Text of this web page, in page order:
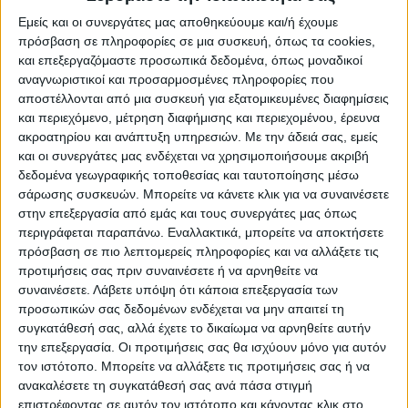
Εμείς και οι συνεργάτες μας αποθηκεύουμε και/ή έχουμε
πρόσβαση σε πληροφορίες σε μια συσκευή, όπως τα cookies,
και επεξεργαζόμαστε προσωπικά δεδομένα, όπως μοναδικοί
αναγνωριστικοί και προσαρμοσμένες πληροφορίες που
αποστέλλονται από μια συσκευή για εξατομικευμένες διαφημίσεις
και περιεχόμενο, μέτρηση διαφήμισης και περιεχομένου, έρευνα
ακροατηρίου και ανάπτυξη υπηρεσιών. Με την άδειά σας, εμείς
και οι συνεργάτες μας ενδέχεται να χρησιμοποιήσουμε ακριβή
δεδομένα γεωγραφικής τοποθεσίας και ταυτοποίησης μέσω
σάρωσης συσκευών. Μπορείτε να κάνετε κλικ για να συναινέσετε
στην επεξεργασία από εμάς και τους συνεργάτες μας όπως
περιγράφεται παραπάνω. Εναλλακτικά, μπορείτε να αποκτήσετε
πρόσβαση σε πιο λεπτομερείς πληροφορίες και να αλλάξετε τις
προτιμήσεις σας πριν συναινέσετε ή να αρνηθείτε να
συναινέσετε. Λάβετε υπόψη ότι κάποια επεξεργασία των
προσωπικών σας δεδομένων ενδέχεται να μην απαιτεί τη
συγκατάθεσή σας, αλλά έχετε το δικαίωμα να αρνηθείτε αυτήν
την επεξεργασία. Οι προτιμήσεις σας θα ισχύουν μόνο για αυτόν
τον ιστότοπο. Μπορείτε να αλλάξετε τις προτιμήσεις σας ή να
ανακαλέσετε τη συγκατάθεσή σας ανά πάσα στιγμή
επιστρέφοντας σε αυτόν τον ιστότοπο και κάνοντας κλικ στο
Κυριάκος Πιερρακάκης.
Έτσι, οι Έλληνες πολίτες από την 1η Ιουνίου
θα μπορούν να μπούνε στην Ενιαία Ψηφιακή
Πλατφόρμα, gov.gr και να εκδίδουν το
green pass χρησιμοποιώντας είτε τους
προσωπικούς τους κωδικούς πρόσβασης
στο Taxisnet, είτε τον ΑΜΚΑ τους. Να
αναφέρουμε ότι το green pass υλοποιείται
από την ΕΔΥΤΑ, την ΗΔΙΚΑ με τη συμμετοχή
της Γενικής Γραμματείας Πληροφοριακών
Συστημάτων Δημόσιας Διοίκησης (ΓΓΠΣΔΔ).
Να αναφέρουμε ότι τα ψηφιακά πράσινα
πιστοποιητικά θα ισχύουν σε όλα τα κράτη
μέλη της ΕΕ, θα περιέχουν έναν κωδικό QR